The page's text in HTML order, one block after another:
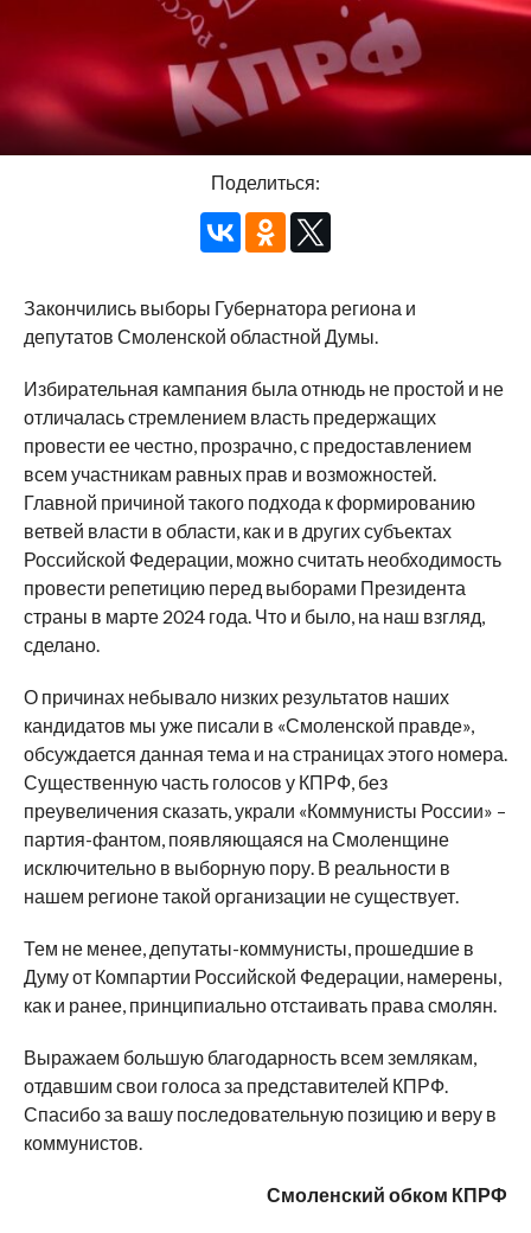
Поделиться:
Закончились выборы Губернатора региона и
депутатов Смоленской областной Думы.
Избирательная кампания была отнюдь не простой и не
отличалась стремлением власть предержащих
провести ее честно, прозрачно, с предоставлением
всем участникам равных прав и возможностей.
Главной причиной такого подхода к формированию
ветвей власти в области, как и в других субъектах
Российской Федерации, можно считать необходимость
провести репетицию перед выборами Президента
страны в марте 2024 года. Что и было, на наш взгляд,
сделано.
О причинах небывало низких результатов наших
кандидатов мы уже писали в «Смоленской правде»,
обсуждается данная тема и на страницах этого номера.
Существенную часть голосов у КПРФ, без
преувеличения сказать, украли «Коммунисты России» –
партия-фантом, появляющаяся на Смоленщине
исключительно в выборную пору. В реальности в
нашем регионе такой организации не существует.
Тем не менее, депутаты-коммунисты, прошедшие в
Думу от Компартии Российской Федерации, намерены,
как и ранее, принципиально отстаивать права смолян.
Выражаем большую благодарность всем землякам,
отдавшим свои голоса за представителей КПРФ.
Спасибо за вашу последовательную позицию и веру в
коммунистов.
Смоленский обком КПРФ